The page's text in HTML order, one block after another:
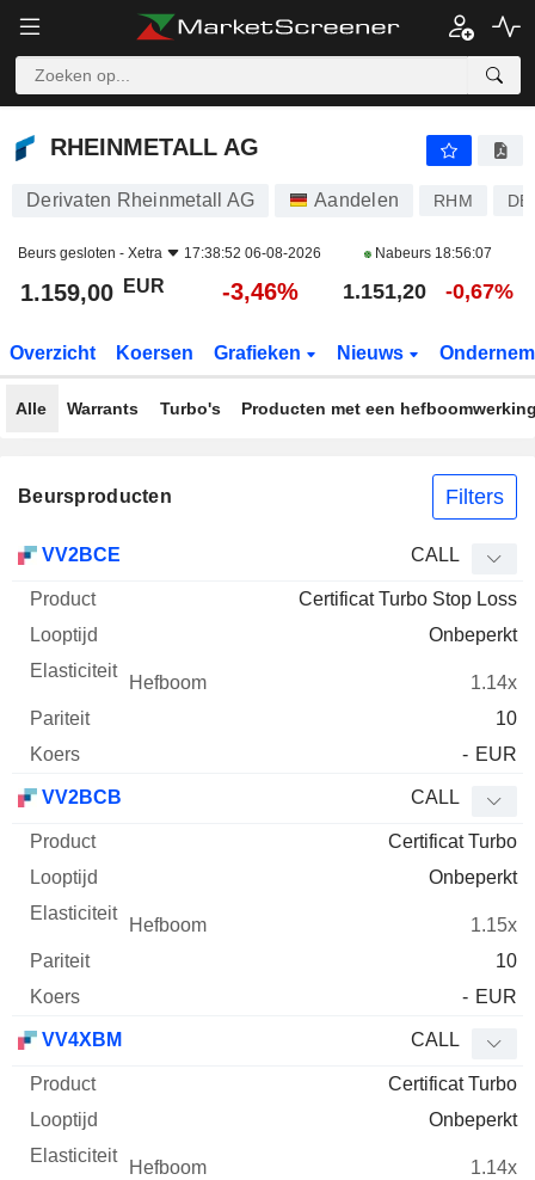
RHEINMETALL AG
RHEINMETALL AG
Derivaten Rheinmetall AG Aandelen RHM
Beurs gesloten - Xetra 17:38:52 06-08-2026 Nabeurs 18:56:07
1.159,00 EUR -3,46% 1.151,20 -0,67%
Overzicht Koersen Grafieken Nieuws
Alle Warrants Turbo's Producten met een
Beursproducten Filters
Afkorting Type Hefboom
VV2BCE CALL
Certificat Turbo Stop Loss
Onbeperkt
1.14x
10
- EUR
VV2BCB CALL
Certificat Turbo
Onbeperkt
1.15x
10
- EUR
VV4XBM CALL
Certificat Turbo
Onbeperkt
1.14x